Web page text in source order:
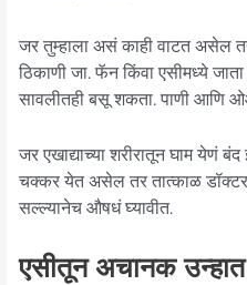
जर तुम्हाला असं काही वाटत असेल
ठिकाणी जा. फॅन किंवा एसीमध्ये
सावलीतही बसू शकता. पाणी आणि
जर एखाद्याच्या शरीरातून घाम येणं
चक्कर येत असेल तर तात्काळ
सल्ल्यानेच औषधं घ्यावीत.
एसीतून अचानक